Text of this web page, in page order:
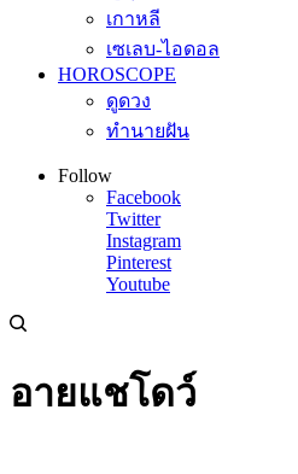
เกาหลี
เซเลบ-ไอดอล
HOROSCOPE
ดูดวง
ทำนายฝัน
Follow
Facebook
Twitter
Instagram
Pinterest
Youtube
อายแชโดว์